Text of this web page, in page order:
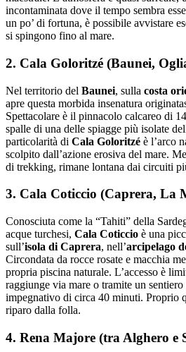
incontaminata dove il tempo sembra
un po’ di fortuna, è possibile avvistare
si spingono fino al mare.
2. Cala Goloritzé (Baunei,
Nel territorio del Baunei, sulla costa
apre questa morbida insenatura
Spettacolare è il pinnacolo calcareo di
spalle di una delle spiagge più isolate
particolarità di Cala Goloritzé è l’arco
scolpito dall’azione erosiva del mare.
di trekking, rimane lontana dai circuiti
3. Cala Coticcio (Caprera, La
Conosciuta come la “Tahiti” della
acque turchesi, Cala Coticcio è una
sull’isola di Caprera, nell’arcipelago
Circondata da rocce rosate e macchia
propria piscina naturale. L’accesso è
raggiunge via mare o tramite un
impegnativo di circa 40 minuti. Proprio
riparo dalla folla.
4. Rena Majore (tra Alghero e